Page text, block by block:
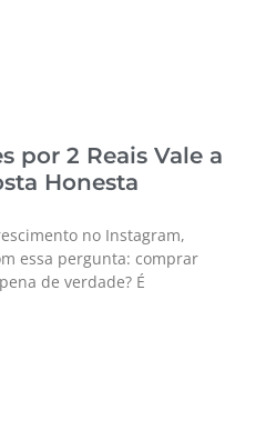
por 2 Reais Vale a
Honesta
no Instagram,
essa pergunta: comprar
de verdade? É